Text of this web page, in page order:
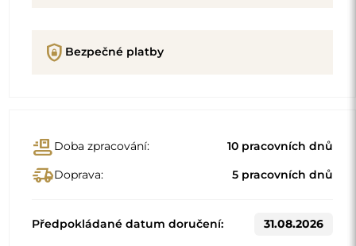
shield_lock Bezpečné platby
conveyor_beltDoba zpracování: 10 pracovních dnů
delivery_truck_speedDoprava: 5 pracovních dnů
Předpokládané datum doručení: 31.08.2026